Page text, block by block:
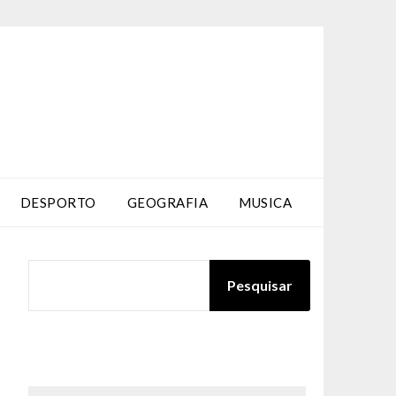
DESPORTO GEOGRAFIA MUSICA
Pesquisar